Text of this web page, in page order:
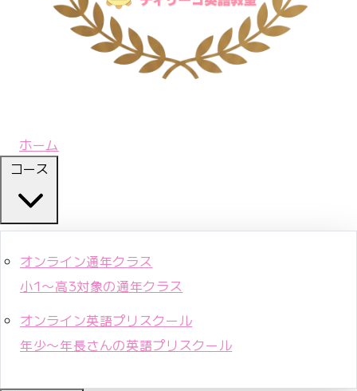
ホーム
コース
オンライン通年クラス
小1〜高3対象の通年クラス
オンライン英語プリスクール
年少〜年長さんの英語プリスクール